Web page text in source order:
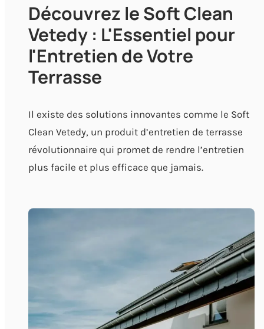
Découvrez le Soft Clean
Vetedy : L'Essentiel pour
l'Entretien de Votre
Terrasse
Il existe des solutions innovantes comme le Soft
Clean Vetedy, un produit d’entretien de terrasse
révolutionnaire qui promet de rendre l’entretien
plus facile et plus efficace que jamais.